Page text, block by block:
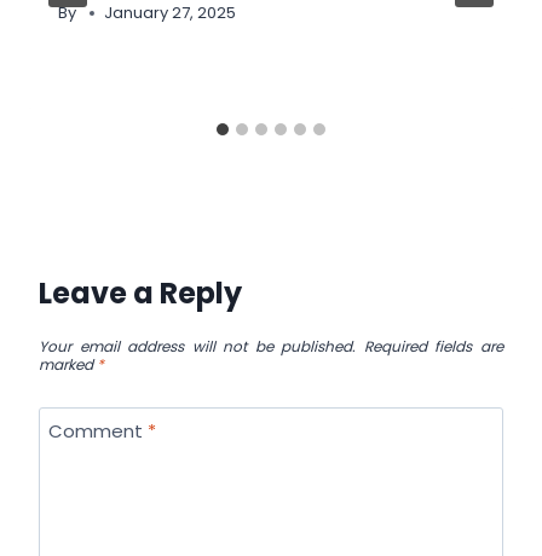
By January 27, 2025
Leave a Reply
Your email address will not be published. Required fields are
marked*
Comment *